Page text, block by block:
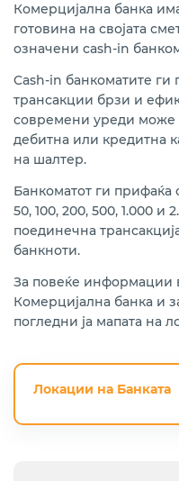
Комерцијална банка
готовина на својата
означени cash-in
Cash-in банкоматите ги
трансакции брзи и
современи уреди може
дебитна или кредитна
на шалтер.
Банкоматот ги прифаќа
50, 100, 200, 500, 1.000 и
поединечна
банкноти.
За повеќе информации
Комерцијална банка и
погледни ја мапата на
Локации на Банката